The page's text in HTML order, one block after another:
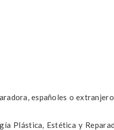
españoles o
Plástica, Estética y